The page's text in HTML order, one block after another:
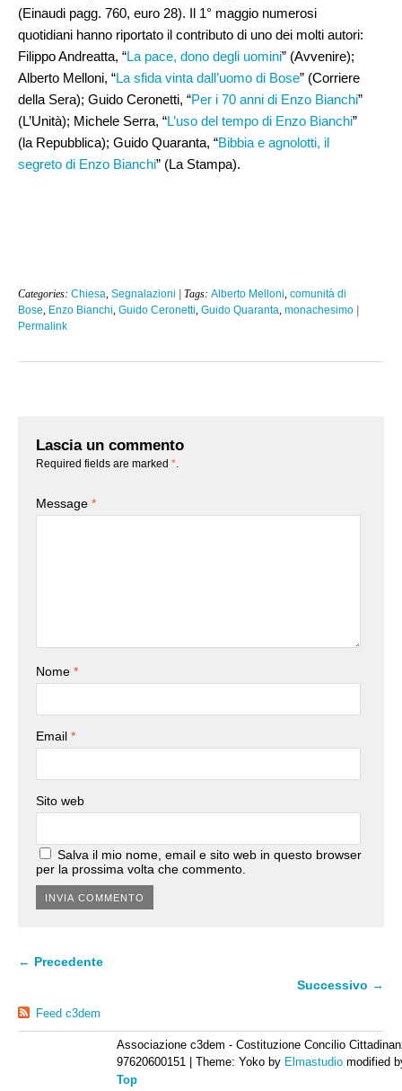
(Einaudi pagg. 760, euro 28). Il 1° maggio numerosi
quotidiani hanno riportato il contributo di uno dei molti autori:
Filippo Andreatta, “La pace, dono degli uomini” (Avvenire);
Alberto Melloni, “La sfida vinta dall’uomo di Bose” (Corriere
della Sera); Guido Ceronetti, “Per i 70 anni di Enzo Bianchi”
(L’Unità); Michele Serra, “L’uso del tempo di Enzo Bianchi”
(la Repubblica); Guido Quaranta, “Bibbia e agnolotti, il
segreto di Enzo Bianchi” (La Stampa).
Categories: Chiesa Segnalazioni | Tags: Alberto Melloni comunità di
Bose Enzo Bianchi Guido Ceronetti Guido Quaranta monachesimo |
Permalink
Lascia un commento
Required fields are marked *
Message *
Nome *
Email *
Sito web
Salva il mio nome, email e sito web in questo browser
per la prossima volta che commento.
← Precedente
Successivo →
Feed c3dem
Associazione c3dem - Costituzione Concilio
97620600151
Theme: Yoko by Elmastudio modified
Top